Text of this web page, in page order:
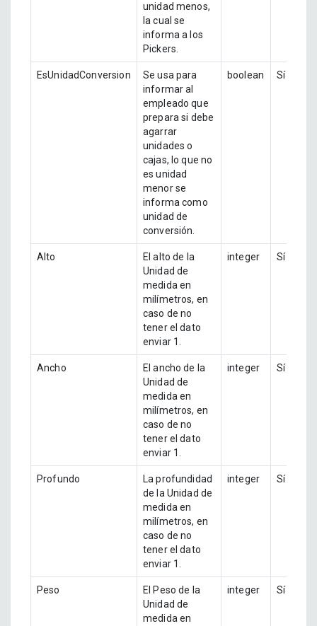
unidad menos,
la cual se
informa a los
Pickers.
EsUnidadConversion
Se usa para
informar al
empleado que
prepara si debe
agarrar
unidades o
cajas, lo que no
es unidad
menor se
informa como
unidad de
conversión.
boolean Sí
Alto
El alto de la
Unidad de
medida en
milímetros, en
caso de no
tener el dato
enviar 1.
integer Sí
Ancho
El ancho de la
Unidad de
medida en
milímetros, en
caso de no
tener el dato
enviar 1.
integer Sí
Profundo
La profundidad
de la Unidad de
medida en
milímetros, en
caso de no
tener el dato
enviar 1.
integer Sí
Peso
El Peso de la
Unidad de
medida en
integer Sí